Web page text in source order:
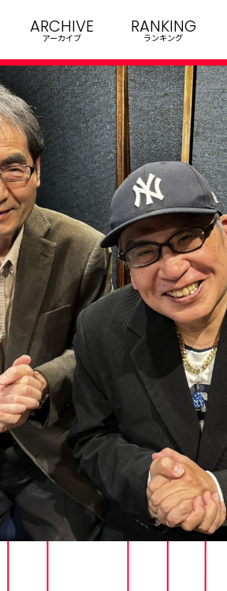
ARCHIVE
アーカイブ
RANKING
ランキング